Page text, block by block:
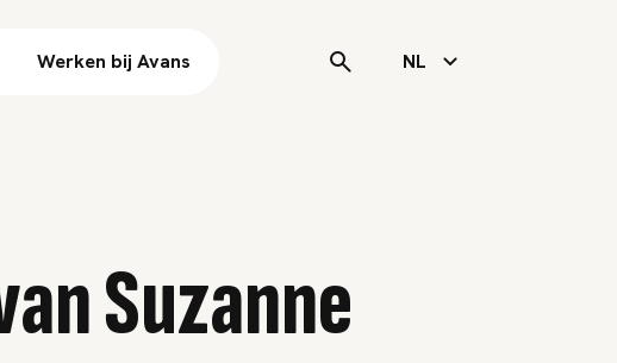
Werken bij Avans NL
Suzanne